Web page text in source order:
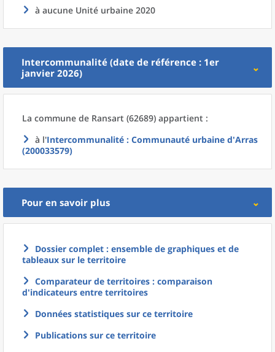
à aucune Unité urbaine 2020
Intercommunalité (date de référence : 1er
janvier 2026)
La commune de Ransart (62689) appartient :
à l'Intercommunalité : Communauté urbaine d'Arras
(200033579)
Pour en savoir plus
Dossier complet : ensemble de graphiques et de
tableaux sur le territoire
Comparateur de territoires : comparaison
d'indicateurs entre territoires
Données statistiques sur ce territoire
Publications sur ce territoire